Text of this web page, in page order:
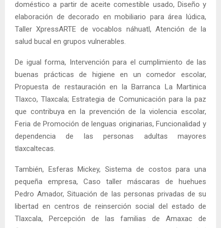
doméstico a partir de aceite comestible usado, Diseño y
elaboración de decorado en mobiliario para área lúdica,
Taller XpressARTE de vocablos náhuatl, Atención de la
salud bucal en grupos vulnerables.
De igual forma, Intervención para el cumplimiento de las
buenas prácticas de higiene en un comedor escolar,
Propuesta de restauración en la Barranca La Martinica
Tlaxco, Tlaxcala; Estrategia de Comunicación para la paz
que contribuya en la prevención de la violencia escolar,
Feria de Promoción de lenguas originarias, Funcionalidad y
dependencia de las personas adultas mayores
tlaxcaltecas.
También, Esferas Mickey, Sistema de costos para una
pequeña empresa, Caso taller máscaras de huehues
Pedro Amador, Situación de las personas privadas de su
libertad en centros de reinserción social del estado de
Tlaxcala, Percepción de las familias de Amaxac de